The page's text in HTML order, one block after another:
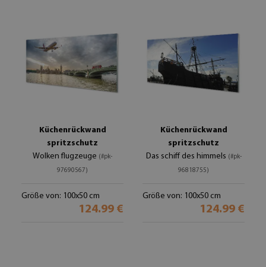
Küchenrückwand
spritzschutz
Wolken flugzeuge (#pk-
97690567)
Größe von: 100x50 cm
124.99 €
Küchenrückwand
spritzschutz
Das schiff des himmels (#pk-
96818755)
Größe von: 100x50 cm
124.99 €